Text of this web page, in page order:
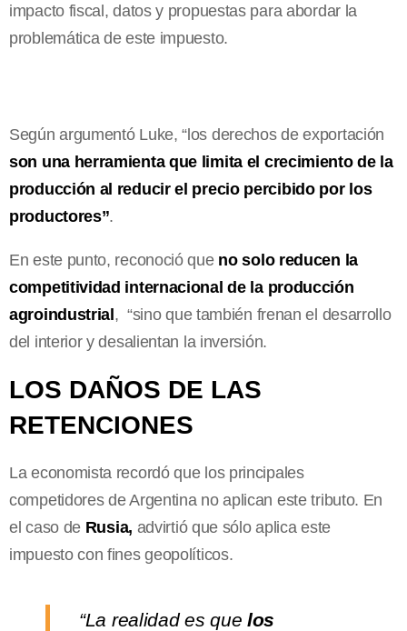
impacto fiscal, datos y propuestas para abordar la
problemática de este impuesto.
Según argumentó Luke, “los derechos de exportación
son una herramienta que limita el crecimiento de la
producción al reducir el precio percibido por los
productores”.
En este punto, reconoció que no solo reducen la
competitividad internacional de la producción
agroindustrial, “sino que también frenan el desarrollo
del interior y desalientan la inversión.
LOS DAÑOS DE LAS
RETENCIONES
La economista recordó que los principales
competidores de Argentina no aplican este tributo. En
el caso de Rusia, advirtió que sólo aplica este
impuesto con fines geopolíticos.
“La realidad es que los